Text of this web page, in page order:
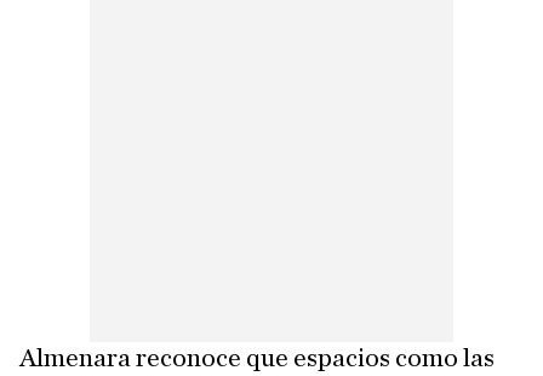
Almenara reconoce que espacios como las